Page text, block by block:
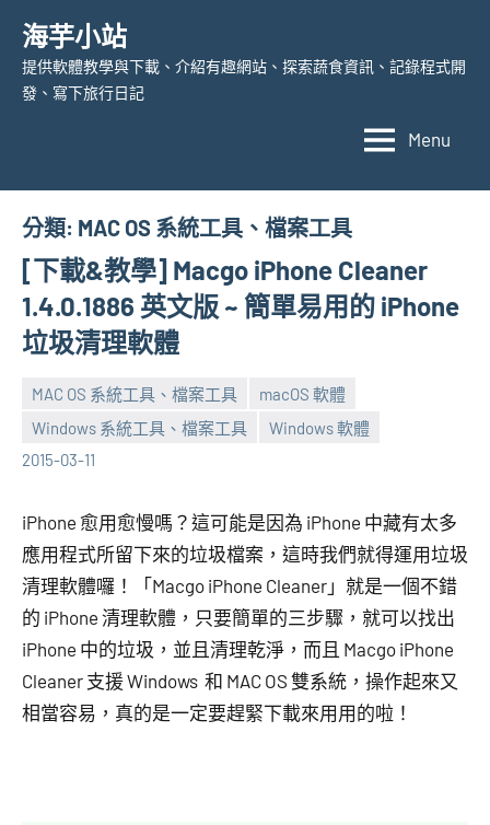
content
海芋小站
提供軟體教學與下載、介紹有趣網站、探索蔬食資訊、記錄程式開
發、寫下旅行日記
Menu
分類: MAC OS 系統工具、檔案工具
[下載&教學] Macgo iPhone Cleaner
1.4.0.1886 英文版 ~ 簡單易用的 iPhone
垃圾清理軟體
MAC OS 系統工具、檔案工具
macOS 軟體
Windows 系統工具、檔案工具
Windows 軟體
2015-03-11
張
海
No
comments
iPhone 愈用愈慢嗎？這可能是因為 iPhone 中藏有太多
應用程式所留下來的垃圾檔案，這時我們就得運用垃圾
清理軟體囉！「Macgo iPhone Cleaner」就是一個不錯
的 iPhone 清理軟體，只要簡單的三步驟，就可以找出
iPhone 中的垃圾，並且清理乾淨，而且 Macgo iPhone
Cleaner 支援 Windows 和 MAC OS 雙系統，操作起來又
相當容易，真的是一定要趕緊下載來用用的啦！